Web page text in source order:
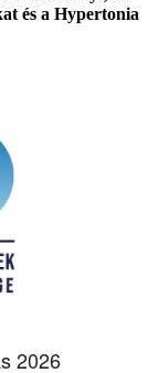
és a Hypertonia